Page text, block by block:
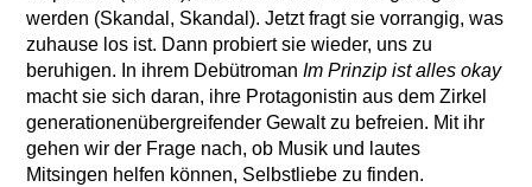
werden (Skandal, Skandal). Jetzt fragt sie vorrangig, was
zuhause los ist. Dann probiert sie wieder, uns zu
beruhigen. In ihrem Debütroman Im Prinzip ist alles okay
macht sie sich daran, ihre Protagonistin aus dem Zirkel
generationenübergreifender Gewalt zu befreien. Mit ihr
gehen wir der Frage nach, ob Musik und lautes
Mitsingen helfen können, Selbstliebe zu finden.